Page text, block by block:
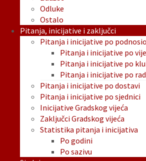
Odluke
Ostalo
Pitanja, inicijative i zaključci
Pitanja i inicijative po
Pitanja i inicijative po
Pitanja i inicijative po
Pitanja i inicijative po
Pitanja i inicijative po dostavi
Pitanja i inicijative po sjednici
Inicijative Gradskog vijeća
Zaključci Gradskog vijeća
Statistika pitanja i inicijativa
Po godini
Po sazivu